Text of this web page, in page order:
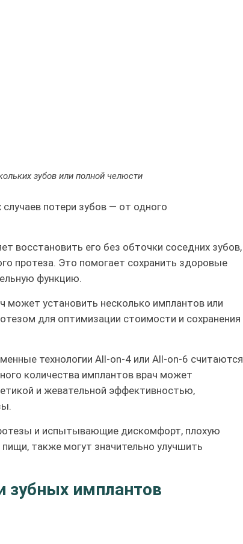
зубов или полной челюсти
потери зубов — от одного
восстановить его без обточки соседних зубов,
протеза. Это помогает сохранить здоровые
функцию.
может установить несколько имплантов или
для оптимизации стоимости и сохранения
технологии All-on-4 или All-on-6 считаются
количества имплантов врач может
и жевательной эффективностью,
и испытывающие дискомфорт, плохую
также могут значительно улучшить
зубных имплантов